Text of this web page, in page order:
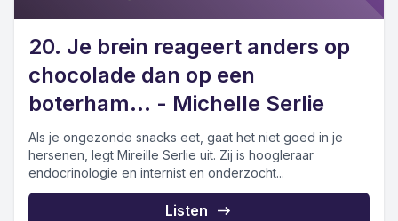
20. Je brein reageert anders op
chocolade dan op een
boterham... - Michelle Serlie
Als je ongezonde snacks eet, gaat het niet goed in je
hersenen, legt Mireille Serlie uit. Zij is hoogleraar
endocrinologie en internist en onderzocht...
Listen